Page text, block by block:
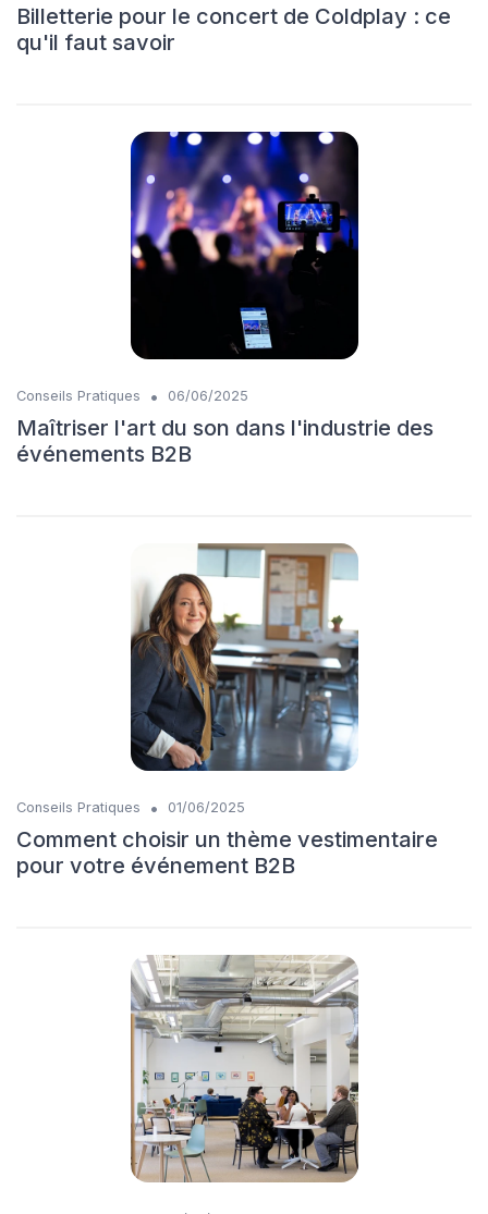
Billetterie pour le concert de Coldplay : ce
qu'il faut savoir
Conseils Pratiques • 06/06/2025
Maîtriser l'art du son dans l'industrie des
événements B2B
Conseils Pratiques • 01/06/2025
Comment choisir un thème vestimentaire
pour votre événement B2B